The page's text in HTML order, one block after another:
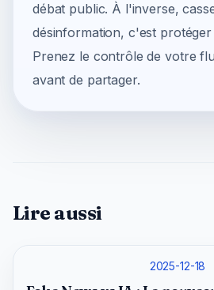
débat public. À l'inverse,
désinformation, c'est
Prenez le contrôle de votre
avant de partager.
Lire aussi
2025-12-18